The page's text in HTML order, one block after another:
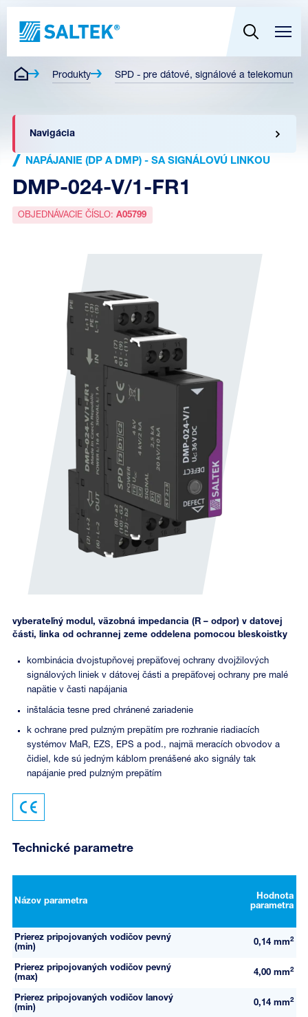
Produkty SPD - pre dátové, signálové a
Navigácia
NAPÁJANIE (DP A DMP) - SA SIGNÁLOVÚ LINKOU
DMP-024-V/1-FR1
OBJEDNÁVACIE ČÍSLO:A05799
vyberateľný modul, väzobná impedancia (R – odpor) v datovej
části, linka od ochrannej zeme oddelena pomocou bleskoistky
kombinácia dvojstupňovej prepäťovej ochrany dvojžilových
signálových liniek v dátovej části a prepäťovej ochrany pre malé
napätie v časti napájania
inštalácia tesne pred chránené zariadenie
k ochrane pred pulzným prepätím pre rozhranie riadiacích
systémov MaR, EZS, EPS a pod., najmä meracích obvodov a
čidiel, kde sú jedným káblom prenášené ako signály tak
napájanie pred pulzným prepätím
Technické parametre
Názov parametra
Hodnota
parametra
Prierez pripojovaných vodičov pevný
(min)
0,14 mm2
Prierez pripojovaných vodičov pevný
(max)
4,00 mm2
Prierez pripojovaných vodičov lanový
(min)
0,14 mm2